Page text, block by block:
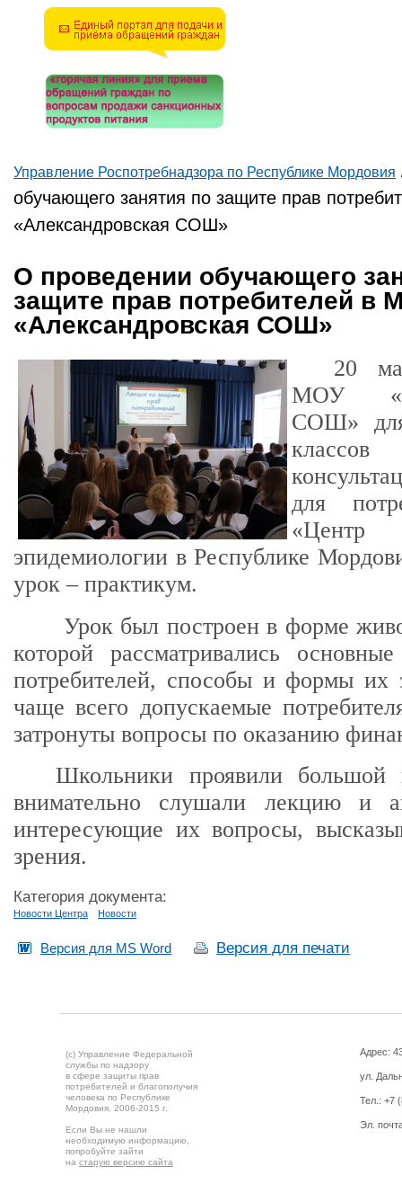
Вы здесь
Управление Роспотребнадзора по Республике Мордовия
обучающего занятия по защите прав
«Александровская СОШ»
О проведении обучающего
защите прав потребителей в
«Александровская СОШ»
20
МОУ
СОШ»
классов
для
эпидемиологии в Республике
урок – практикум.
Урок был построен в форме
которой рассматривались
потребителей, способы и формы
чаще всего допускаемые
затронуты вопросы по оказанию
Школьники проявили большой
внимательно слушали лекцию и
интересующие их вопросы,
зрения.
Категория документа:
Новости Центра Новости
Версия для MS Word Версия для печати
(c) Управление Федеральной
службы по надзору
в сфере защиты прав
потребителей и благополучия
человека по Республике
Мордовия, 2006-2015 г.
Если Вы не нашли
необходимую информацию,
попробуйте зайти
на старую версию сайта
Адрес:
ул.
Тел.: +7
Эл.